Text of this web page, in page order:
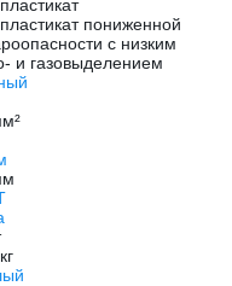
пониженной
с низким
и газовыделением